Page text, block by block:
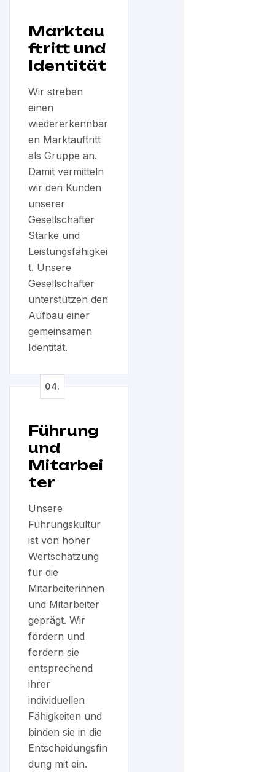
Marktau
ftritt und
Identität
Wir streben
einen
wiedererkennbar
en Marktauftritt
als Gruppe an.
Damit vermitteln
wir den Kunden
unserer
Gesellschafter
Stärke und
Leistungsfähigkei
t. Unsere
Gesellschafter
unterstützen den
Aufbau einer
gemeinsamen
Identität.
Führung
und
Mitarbei
ter
Unsere
Führungskultur
ist von hoher
Wertschätzung
für die
Mitarbeiterinnen
und Mitarbeiter
geprägt. Wir
fördern und
fordern sie
entsprechend
ihrer
individuellen
Fähigkeiten und
binden sie in die
Entscheidungsfin
dung mit ein.